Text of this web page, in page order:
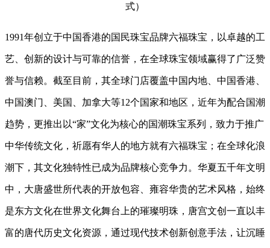
式）
1991年创立于中国香港的国民珠宝品牌六福珠宝，以卓越的工
艺、创新的设计与可靠的信誉，在全球珠宝领域赢得了广泛赞
誉与信赖。截至目前，其全球门店覆盖中国内地、中国香港、
中国澳门、美国、加拿大等12个国家和地区，近年为配合国潮
趋势，更推出以“家”文化为核心的国潮珠宝系列，致力于推广
中华传统文化，祈愿有华人的地方就有六福珠宝；在全球化浪
潮下，其文化独特性已成为品牌核心竞争力。华夏五千年文明
中，大唐盛世所代表的开放包容、雍容华贵的艺术风格，始终
是东方文化在世界文化舞台上的璀璨明珠，唐宫文创一直以丰
富的唐代历史文化资源，通过现代技术创新创意手法，让沉睡